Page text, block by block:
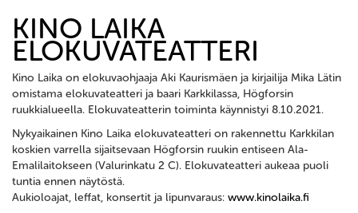
KINO LAIKA
ELOKUVATEATTERI
Kino Laika on elokuvaohjaaja Aki Kaurismäen ja kirjailija Mika Lätin
omistama elokuvateatteri ja baari Karkkilassa, Högforsin
ruukkialueella. Elokuvateatterin toiminta käynnistyi 8.10.2021.
Nykyaikainen Kino Laika elokuvateatteri on rakennettu Karkkilan
koskien varrella sijaitsevaan Högforsin ruukin entiseen Ala-
Emalilaitokseen (Valurinkatu 2 C). Elokuvateatteri aukeaa puoli
tuntia ennen näytöstä.
Aukioloajat, leffat, konsertit ja lipunvaraus: www.kinolaika.fi